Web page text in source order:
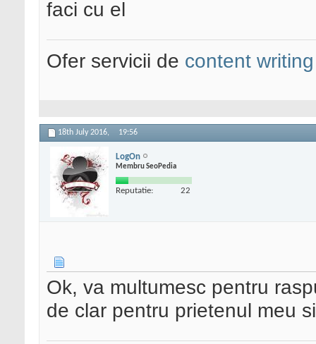
faci cu el
Ofer servicii de content writing
18th July 2016, 19:56
LogOn
Membru SeoPedia
Reputatie: 22
Ok, va multumesc pentru
de clar pentru prietenul meu